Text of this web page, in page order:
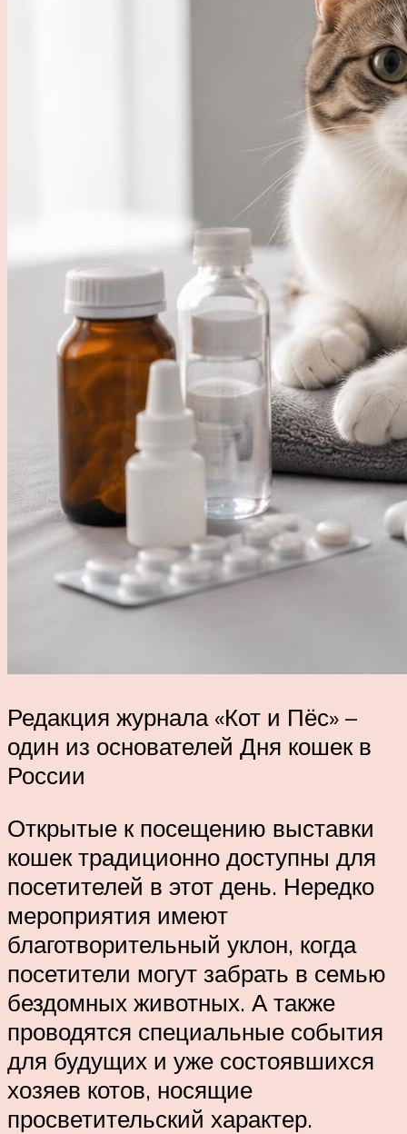
Редакция журнала «Кот и Пёс» –
один из основателей Дня кошек в
России
Открытые к посещению выставки
кошек традиционно доступны для
посетителей в этот день. Нередко
мероприятия имеют
благотворительный уклон, когда
посетители могут забрать в семью
бездомных животных. А также
проводятся специальные события
для будущих и уже состоявшихся
хозяев котов, носящие
просветительский характер.